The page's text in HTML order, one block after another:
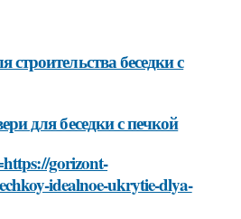
беседки с
для беседки с печкой
gorizont-
idealnoe-ukrytie-dlya-